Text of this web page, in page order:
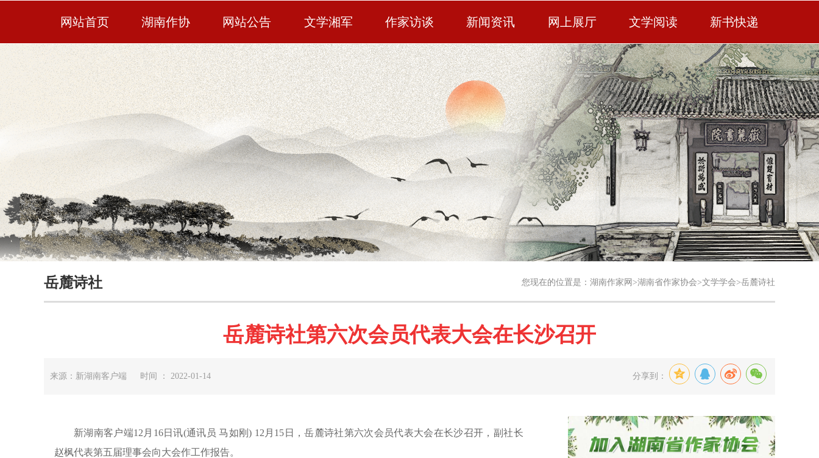
网站首页 湖南作协 网站公告 文学湘军 作家访谈 新闻资讯 网上展厅 文学阅读 新书快递
岳麓诗社 您现在的位置是： 湖南作家网 >湖南省作家协会>文学学会>岳麓诗社
岳麓诗社第六次会员代表大会在长沙召开
来源：新湖南客户端 时间 ： 2022-01-14 分享到：
新湖南客户端12月16日讯(通讯员 马如刚) 12月15日，岳麓诗社第六次会员代表大会在长沙召开，副社长
赵枫代表第五届理事会向大会作工作报告。